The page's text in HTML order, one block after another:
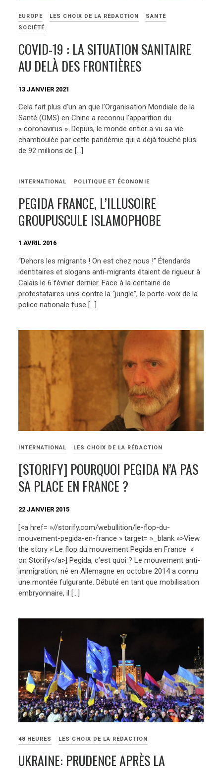
EUROPE LES CHOIX DE LA RÉDACTION
SANTÉ
SOCIÉTÉ
COVID-19 : LA SITUATION SANITAIRE
AU DELÀ DES FRONTIÈRES
13 JANVIER 2021
Cela fait plus d’un an que l’Organisation Mondiale de la
Santé (OMS) en Chine a reconnu l’apparition du
« coronavirus ». Depuis, le monde entier a vu sa vie
chamboulée par cette pandémie qui a déjà touché plus
de 92 millions de […]
INTERNATIONAL POLITIQUE ET ÉCONOMIE
PEGIDA FRANCE, L’ILLUSOIRE
GROUPUSCULE ISLAMOPHOBE
1 AVRIL 2016
“Dehors les migrants ! On est chez nous !” Étendards
identitaires et slogans anti-migrants étaient de rigueur à
Calais le 6 février dernier. Face à la centaine de
protestataires unis contre la “jungle”, le porte-voix de la
police nationale fuse […]
INTERNATIONAL LES CHOIX DE LA RÉDACTION
[STORIFY] POURQUOI PEGIDA N’A PAS
SA PLACE EN FRANCE ?
22 JANVIER 2015
[<a href= »//storify.com/webullition/le-flop-du-
mouvement-pegida-en-france » target= »_blank »>View
the story « Le flop du mouvement Pegida en France »
on Storify</a>] Pegida, c’est quoi ? Le mouvement anti-
immigration, né en Allemagne en octobre 2014 a connu
une montée fulgurante. Débuté en tant que mobilisation
embryonnaire, il […]
48 HEURES LES CHOIX DE LA RÉDACTION
UKRAINE: PRUDENCE APRÈS LA